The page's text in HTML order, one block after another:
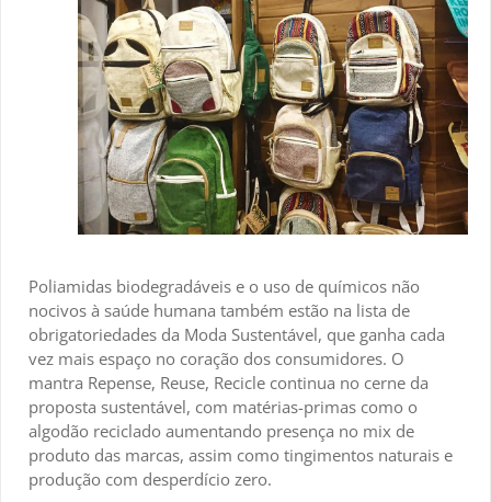
Poliamidas biodegradáveis e o uso de químicos não
nocivos à saúde humana também estão na lista de
obrigatoriedades da Moda Sustentável, que ganha cada
vez mais espaço no coração dos consumidores. O
mantra Repense, Reuse, Recicle continua no cerne da
proposta sustentável, com matérias-primas como o
algodão reciclado aumentando presença no mix de
produto das marcas, assim como tingimentos naturais e
produção com desperdício zero.